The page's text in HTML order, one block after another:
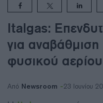
Italgas:
για
φυσικού
Από Newsroom 23 Ιουνίου